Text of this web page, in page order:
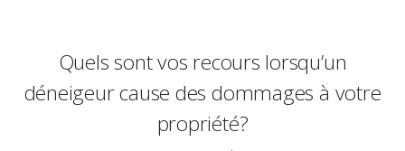
Quels sont vos recours lorsqu’un
déneigeur cause des dommages à votre
propriété?